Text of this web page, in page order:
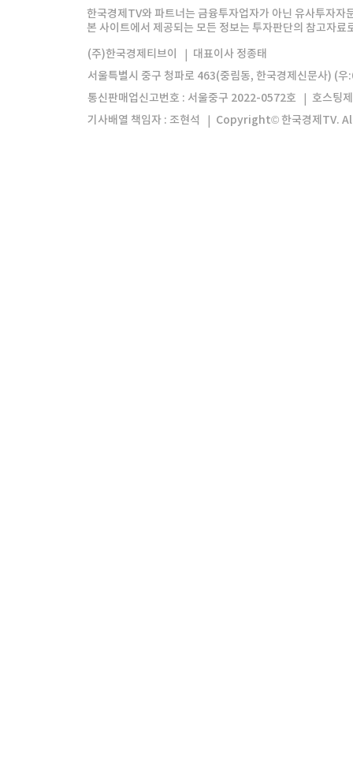
한경미디어그룹 한국경제신문 한국경제
모바일앱 한국경제TV앱
한국경제TV와 파트너는 금융투자업자가 아닌 유사투자
본 사이트에서 제공되는 모든 정보는 투자판단의 참고자
(주)한국경제티브이
대표이사 정종태
서울특별시 중구 청파로 463(중림동, 한국경제신문사) (
통신판매업신고번호 : 서울중구 2022-0572호
호스팅
기사배열 책임자 : 조현석
Copyright© 한국경제TV.